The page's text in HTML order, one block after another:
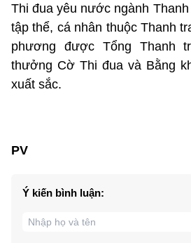
Thi đua yêu nước ngành
tập thể, cá nhân thuộc Thanh
phương được Tổng Thanh
thưởng Cờ Thi đua và Bằng
xuất sắc.
PV
Ý kiến bình luận: